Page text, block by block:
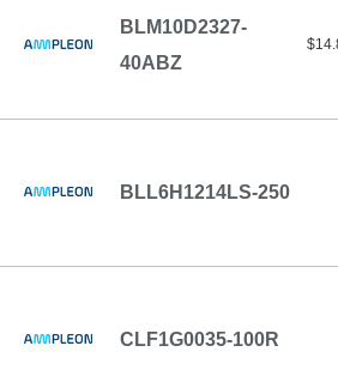
BLM10D2327-
40ABZ
BLL6H1214LS-250
CLF1G0035-100R